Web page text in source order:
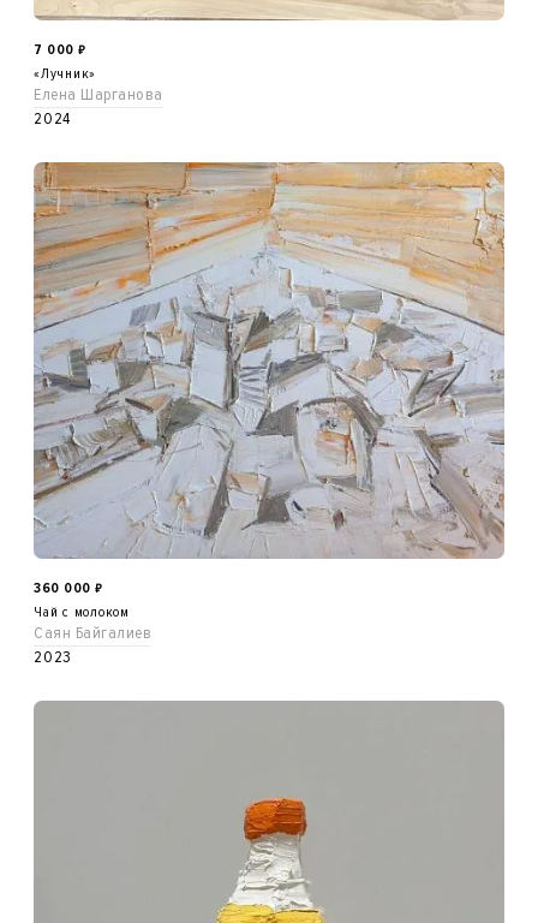
7 000 ₽
«Лучник»
Елена Шарганова
2024
360 000 ₽
Чай с молоком
Саян Байгалиев
2023